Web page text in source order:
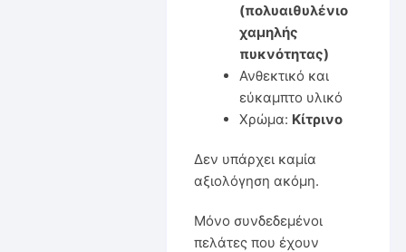
(πολυαιθυλένιο
χαμηλής
πυκνότητας)
Ανθεκτικό και
εύκαμπτο υλικό
Χρώμα: Κίτρινο
Δεν υπάρχει καμία
αξιολόγηση ακόμη.
Μόνο συνδεδεμένοι
πελάτες που έχουν